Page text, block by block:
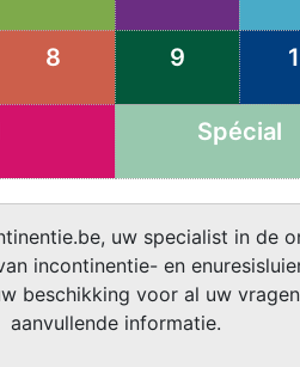
8 9
Spécial
uw specialist in de
incontinentie- en
beschikking voor al uw
aanvullende informatie.